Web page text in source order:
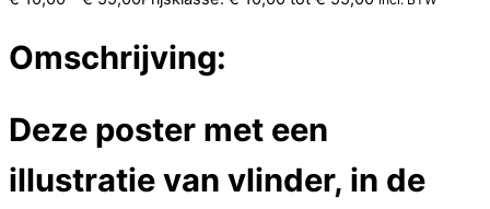
Omschrijving:
Deze poster met een
illustratie van vlinder, in de